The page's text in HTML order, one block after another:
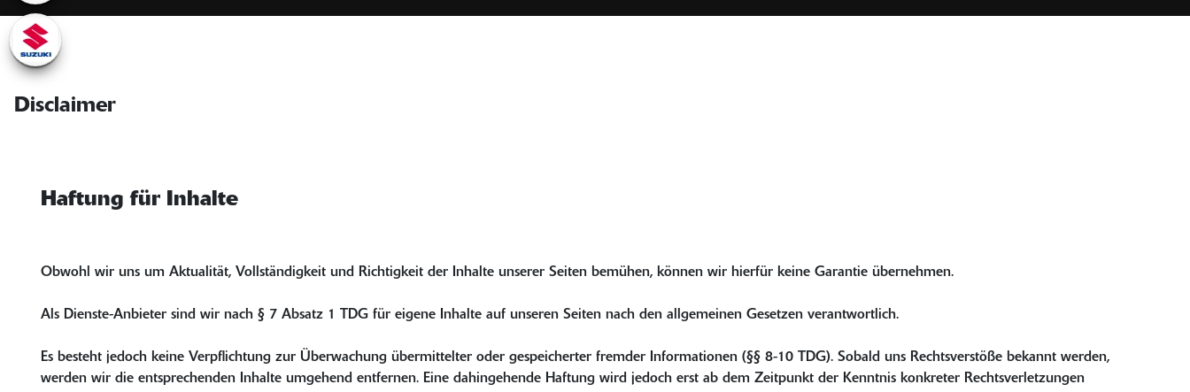
Disclaimer
Haftung für Inhalte
Obwohl wir uns um Aktualität, Vollständigkeit und Richtigkeit der Inhalte unserer Seiten bemühen, können wir hierfür keine Garantie übernehmen.
Als Dienste-Anbieter sind wir nach § 7 Absatz 1 TDG für eigene Inhalte auf unseren Seiten nach den allgemeinen Gesetzen verantwortlich.
Es besteht jedoch keine Verpflichtung zur Überwachung übermittelter oder gespeicherter fremder Informationen (§§ 8-10 TDG). Sobald uns Rechtsverstöße bekannt werden,
werden wir die entsprechenden Inhalte umgehend entfernen. Eine dahingehende Haftung wird jedoch erst ab dem Zeitpunkt der Kenntnis konkreter Rechtsverletzungen